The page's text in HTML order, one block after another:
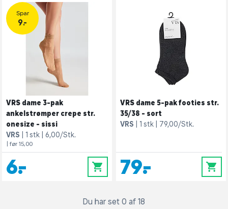
Spar
9.-
VRS dame 3-pak
ankelstrømper crepe str.
onesize - sissi
VRS
1 stk 6,00/Stk.
| før 15,00
6,- 0
VRS dame 5-pak footies str.
35/38 - sort
VRS
1 stk 79,00/Stk.
79,- 0
Du har set 0 af 18